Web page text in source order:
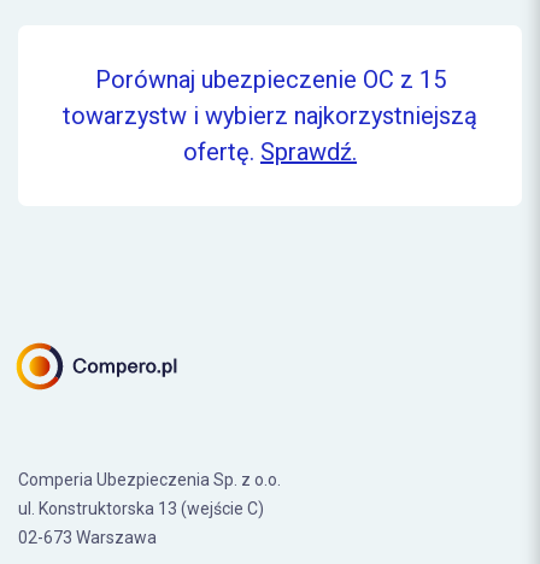
towarzystw i wybierz najkorzystniejszą
ofertę.Sprawdź.
ul. Konstruktorska 13 (wejście C)
02-673 Warszawa